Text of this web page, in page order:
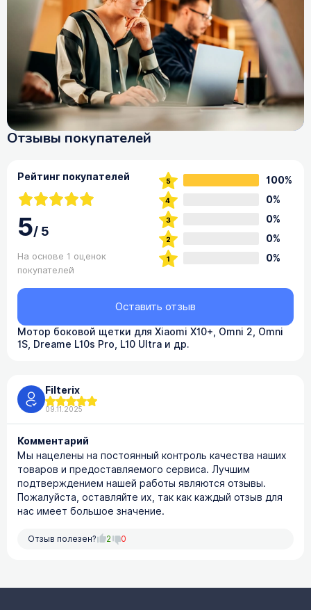
Отзывы покупателей
Рейтинг покупателей
5/5
На основе 1 оценок
покупателей
100%
0%
0%
0%
0%
Мотор боковой щетки для Xiaomi X10+, Omni 2, Omni
1S, Dreame L10s Pro, L10 Ultra и др.
Оставить отзыв
Filterix
09.11.2025
Комментарий
Мы нацелены на постоянный контроль качества наших
товаров и предоставляемого сервиса. Лучшим
подтверждением нашей работы являются отзывы.
Пожалуйста, оставляйте их, так как каждый отзыв для
нас имеет большое значение.
Отзыв полезен? 2 0